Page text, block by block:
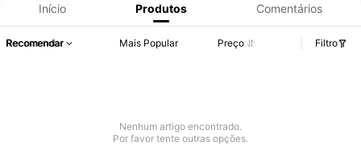
Início Produtos Comentários
Recomendar Mais Popular Preço Filtro
Nenhum artigo encontrado.
Por favor tente outras opções.